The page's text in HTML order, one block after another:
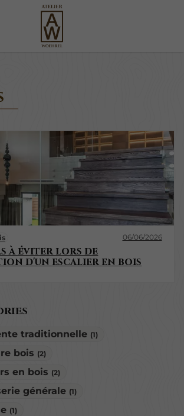
traditionnelle (1)
bois (2)
en bois (2)
générale (1)
(1)
06/06/2026
à éviter lors de
d'un escalier en bois